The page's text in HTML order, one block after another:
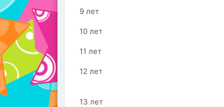
9 лет
10 лет
11 лет
12 лет
13 лет